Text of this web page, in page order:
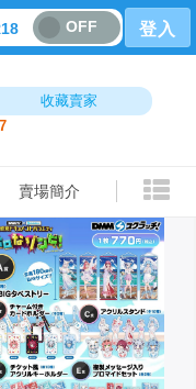
OFF 登入
收藏賣家
賣場簡介